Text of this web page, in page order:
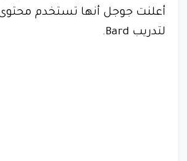
أعلنت جوجل أنها تستخدم
لتدريب Bard.